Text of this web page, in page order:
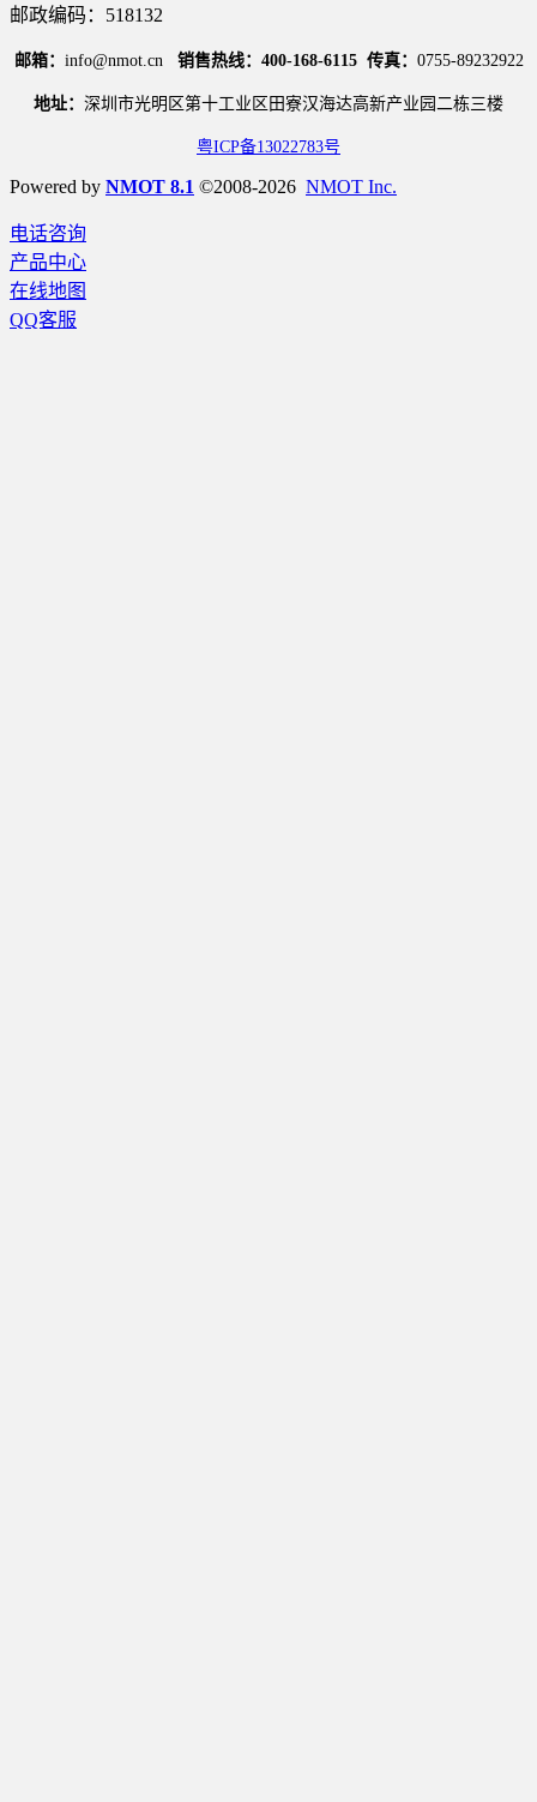
邮政编码：518132
邮箱： info@nmot.cn 销售热线：400-168-6115 传真： 0755-89232922
地址： 深圳市光明区第十工业区田寮汉海达高新产业园二栋三楼
粤ICP备13022783号
Powered by NMOT 8.1 ©2008-2026 NMOT Inc.
电话咨询
产品中心
在线地图
QQ客服